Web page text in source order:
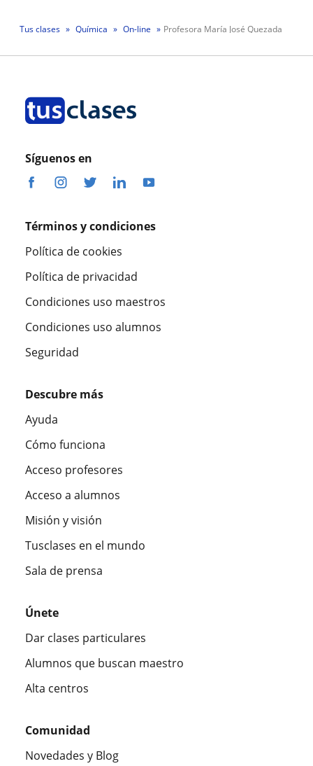
Tus clases Química On-line Profesora María José Quezada
Síguenos en
Términos y condiciones
Política de cookies
Política de privacidad
Condiciones uso maestros
Condiciones uso alumnos
Seguridad
Descubre más
Ayuda
Cómo funciona
Acceso profesores
Acceso a alumnos
Misión y visión
Tusclases en el mundo
Sala de prensa
Únete
Dar clases particulares
Alumnos que buscan maestro
Alta centros
Comunidad
Novedades y Blog